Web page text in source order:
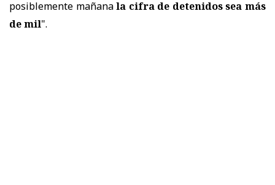
posiblemente mañanala cifra de detenidos sea más
de mil".